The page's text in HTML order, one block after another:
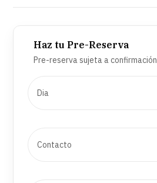
Haz tu Pre-Reserva
Pre-reserva sujeta a confirmación